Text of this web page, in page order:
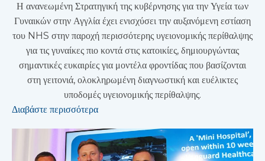
Η ανανεωμένη Στρατηγική της κυβέρνησης για την Υγεία των
Γυναικών στην Αγγλία έχει ενισχύσει την αυξανόμενη εστίαση
του NHS στην παροχή περισσότερης υγειονομικής περίθαλψης
για τις γυναίκες πιο κοντά στις κατοικίες, δημιουργώντας
σημαντικές ευκαιρίες για μοντέλα φροντίδας που βασίζονται
στη γειτονιά, ολοκληρωμένη διαγνωστική και ευέλικτες
υποδομές υγειονομικής περίθαλψης.
Διαβάστε περισσότερα